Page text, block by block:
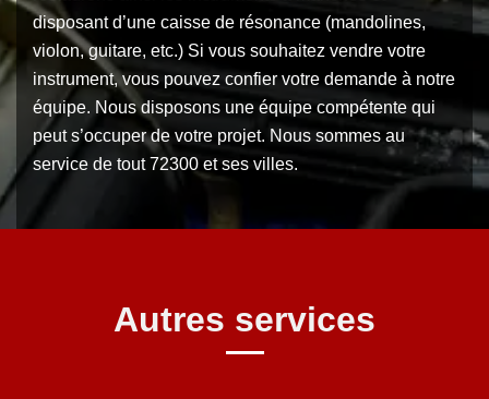
disposant d’une caisse de résonance (mandolines,
violon, guitare, etc.) Si vous souhaitez vendre votre
instrument, vous pouvez confier votre demande à notre
équipe. Nous disposons une équipe compétente qui
peut s’occuper de votre projet. Nous sommes au
service de tout 72300 et ses villes.
Autres services